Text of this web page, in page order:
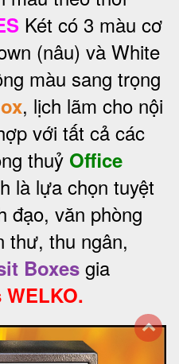
Két có 3 màu cơ
(nâu) và White
màu sang trọng
, lịch lãm cho nội
với tất cả các
thuỷ Office
là lựa chọn tuyệt
đạo, văn phòng
thư, thu ngân,
Boxes gia
WELKO.